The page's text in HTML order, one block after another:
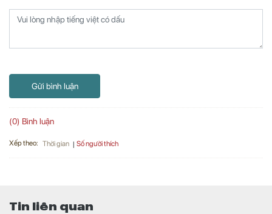
Gửi bình luận
(0) Bình luận
Xếp theo: Thời gian Số người thích
Tin liên quan